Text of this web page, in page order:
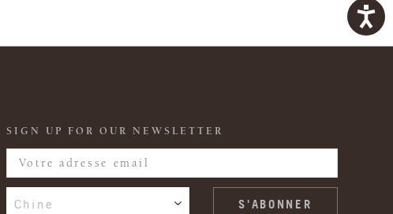
SIGN UP FOR OUR NEWSLETTER
Chine